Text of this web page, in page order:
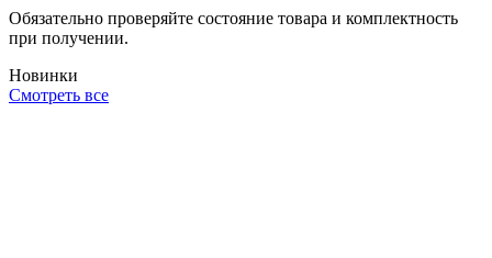
Обязательно проверяйте состояние товара и комплектность
при получении.
Новинки
Смотреть все